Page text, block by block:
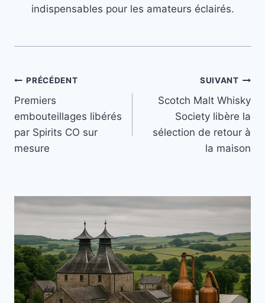
indispensables pour les amateurs éclairés.
Navigation
de
l’article
PRÉCÉDENT
Premiers
embouteillages libérés
par Spirits CO sur
mesure
SUIVANT
Scotch Malt Whisky
Society libère la
sélection de retour à
la maison